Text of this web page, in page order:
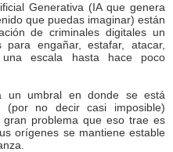
Generativa (IA que genera
que puedas imaginar) están
de criminales digitales un
engañar, estafar, atacar,
escala hasta hace poco
un umbral en donde se está
(por no decir casi imposible)
problema que eso trae es
orígenes se mantiene estable